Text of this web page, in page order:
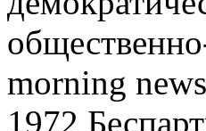
morning
1972